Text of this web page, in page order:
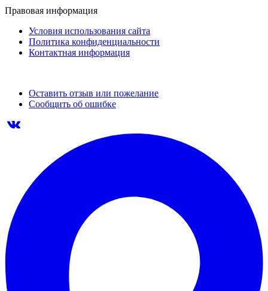
Правовая информация
Условия использования сайта
Политика конфиденциальности
Контактная информация
Оставить отзыв или пожелание
Сообщить об ошибке